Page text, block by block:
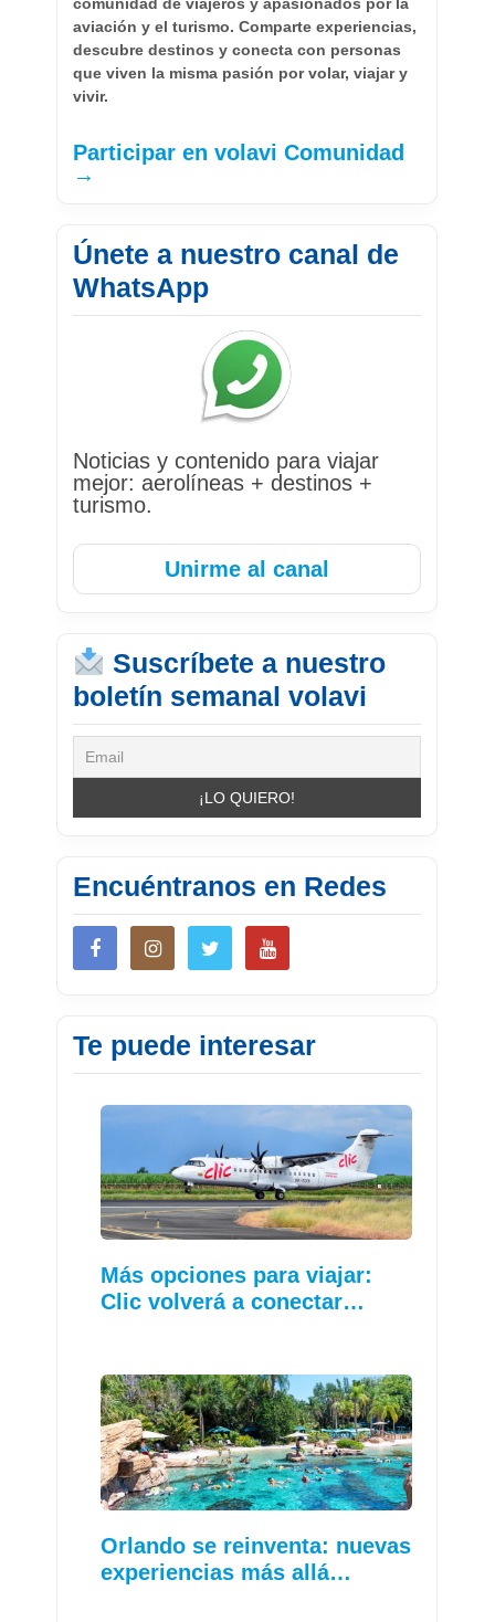
aviación y el turismo. Comparte experiencias,
descubre destinos y conecta con personas
que viven la misma pasión por volar, viajar y
vivir.
Participar en volavi Comunidad
→
Únete a nuestro canal de
WhatsApp
Noticias y contenido para viajar
mejor: aerolíneas + destinos +
turismo.
Unirme al canal
Suscríbete a nuestro
boletín semanal volavi
Encuéntranos en Redes
Te puede interesar
Más opciones para viajar:
Clic volverá a conectar…
Orlando se reinventa: nuevas
experiencias más allá…